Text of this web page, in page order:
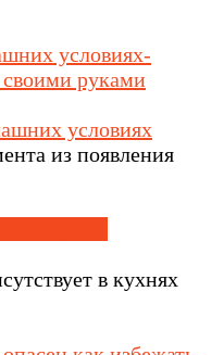
условиях
из появления
в кухнях